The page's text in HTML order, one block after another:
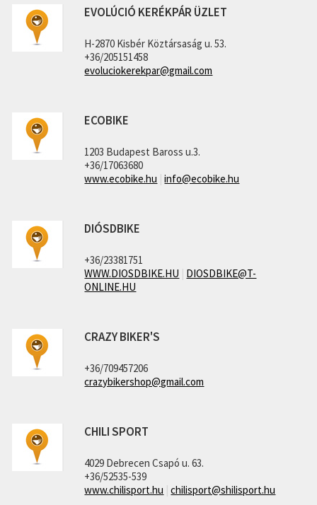
EVOLÚCIÓ KERÉKPÁR ÜZLET
H-2870 Kisbér Köztársaság u. 53.
+36/205151458
evoluciokerekpar@gmail.com
ECOBIKE
1203 Budapest Baross u.3.
+36/17063680
www.ecobike.hu |info@ecobike.hu
DIÓSDBIKE
+36/23381751
WWW.DIOSDBIKE.HU | DIOSDBIKE@T-
ONLINE.HU
CRAZY BIKER'S
+36/709457206
crazybikershop@gmail.com
CHILI SPORT
4029 Debrecen Csapó u. 63.
+36/52535-539
www.chilisport.hu |chilisport@shilisport.hu